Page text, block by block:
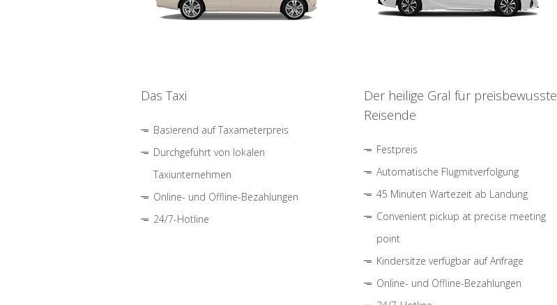
Das Taxi
Basierend auf Taxameterpreis
Durchgeführt von lokalen
Taxiunternehmen
Online- und Offline-Bezahlungen
24/7-Hotline
Der heilige Gral für preisbewusste
Reisende
Festpreis
Automatische Flugmitverfolgung
45 Minuten Wartezeit ab Landung
Convenient pickup at precise meeting
point
Kindersitze verfügbar auf Anfrage
Online- und Offline-Bezahlungen